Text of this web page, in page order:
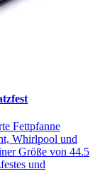
Fettpfanne
Whirlpool und
Größe von 44.5
und